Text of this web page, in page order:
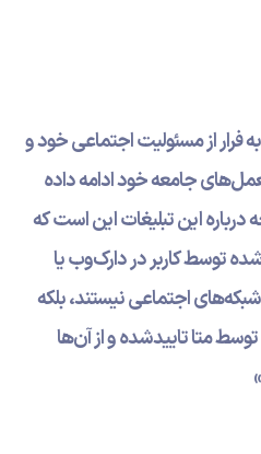
فرار از مسئولیت اجتماعی خود و
جامعه خود ادامه داده
این تبلیغات این است که
توسط کاربر در دارک‌وب یا
اجتماعی نیستند، بلکه
توسط متا تاییدشده و از آن‌ها